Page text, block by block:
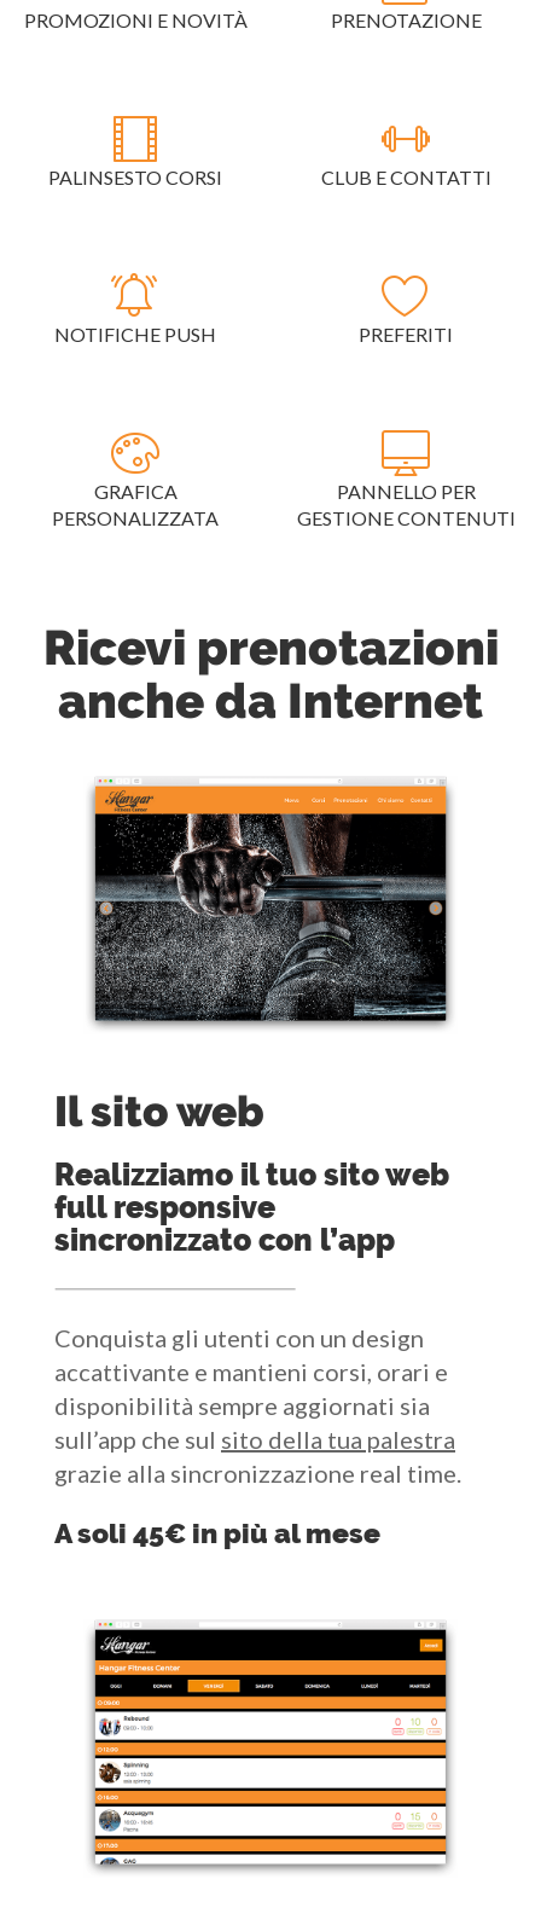
PROMOZIONI E NOVITÀ PRENOTAZIONE
PALINSESTO CORSI CLUB E CONTATTI
NOTIFICHE PUSH PREFERITI
GRAFICA
PERSONALIZZATA
PANNELLO PER
GESTIONE CONTENUTI
Ricevi prenotazioni
anche da Internet
Il sito web
Realizziamo il tuo sito web
full responsive
sincronizzato con l’app
Conquista gli utenti con un design
accattivante e mantieni corsi, orari e
disponibilità sempre aggiornati sia
sull’app che sul sito della tua palestra
grazie alla sincronizzazione real time.
A soli 45€ in più al mese